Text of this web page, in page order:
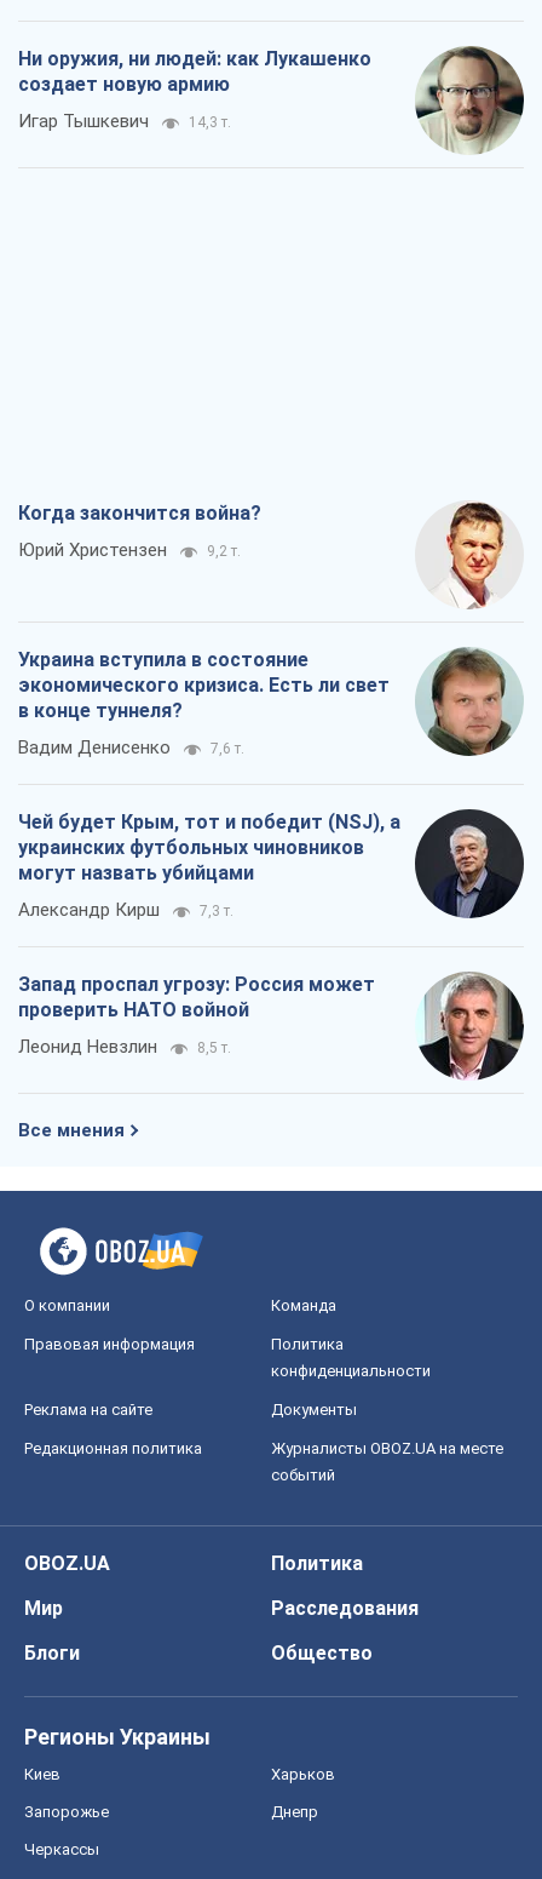
Ни оружия, ни людей: как Лукашенко
создает новую армию
Игар Тышкевич 14,3 т.
Когда закончится война?
Юрий Христензен 9,2 т.
Украина вступила в состояние
экономического кризиса. Есть ли свет
в конце туннеля?
Вадим Денисенко 7,6 т.
Чей будет Крым, тот и победит (NSJ), а
украинских футбольных чиновников
могут назвать убийцами
Александр Кирш 7,3 т.
Запад проспал угрозу: Россия может
проверить НАТО войной
Леонид Невзлин 8,5 т.
Все мнения
О компании Команда
Правовая информация
Политика
конфиденциальности
Реклама на сайте Документы
Редакционная политика
Журналисты OBOZ.UA на месте
событий
OBOZ.UA
Политика
Мир
Расследования
Блоги
Общество
Регионы Украины
Киев Харьков
Запорожье Днепр
Черкассы